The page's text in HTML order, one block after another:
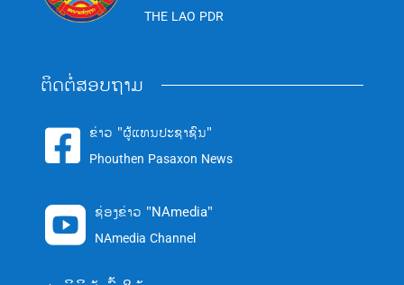
THE LAO PDR
ຕິດຕໍ່ສອບຖາມ
 ຂ່າວ "ຜູ້ແທນປະຊາຊົນ"
Phouthen Pasaxon News
 ຊ່ອງຂ່າວ "NAmedia"
NAmedia Channel